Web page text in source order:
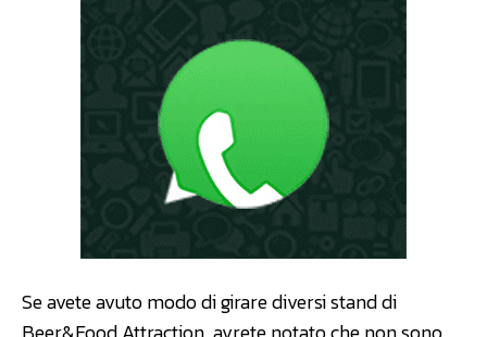
Se avete avuto modo di girare diversi stand di